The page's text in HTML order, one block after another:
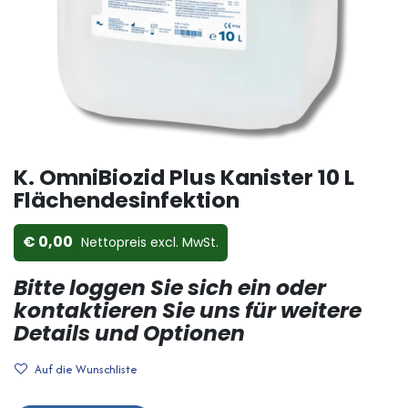
K. OmniBiozid Plus Kanister 10 L
Flächendesinfektion
0,00 Nettopreis ex​cl. MwSt.
Bitte loggen Sie sich ein oder
kontaktieren Sie uns für weitere
Details und Optionen
Auf die Wunschliste